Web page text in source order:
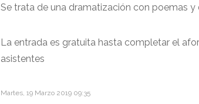
Se trata de una dramatización con poemas
La entrada es gratuita hasta completar el
asistentes
Martes, 19 Marzo 2019 09:35